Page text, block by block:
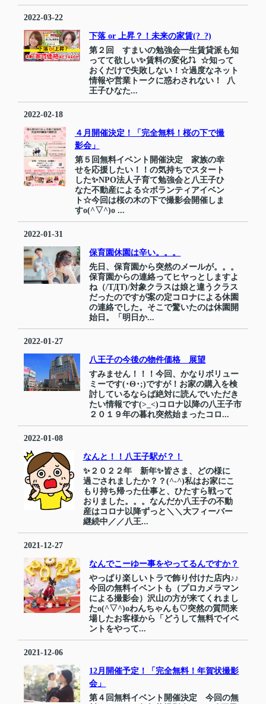
2022-03-22
下落 or 上昇？！未来の家賃(?_?)
第２回 すまいの勉強会一生賃貸派も知
ってて欲しい✨賃料の変化⤴⤵ ☆知って
おくだけで失敗しない！☆過度なネット
情報や営業トークに惑わされない！ 八
王子ひなた...
2022-02-18
４月開催決定！「完全無料！桜の下で撮
影会」
第５回無料イベント開催決定 家族の幸
せを応援したい！！の気持ちでスタート
した✨NPO法人子育て勉強会と八王子ひ
なた不動産による☆ボランティアイベン
ト☆今回は桜の木の下で撮影会開催しま
すo(^▽^)o ...
2022-01-31
保育園休園は辛い。。。
先日、保育園から突然のメールが。。。
保育園からの連絡ってヒヤっとしますよ
ね（/TДT)/対象クラスは娘と違うクラス
だったのですが案の定コロナによる休園
の連絡でした。そこで驚いたのは休園開
始日。「明日か...
2022-01-27
八王子の今後の物件価格 展望
すみません！！！今回、かなりボリュー
ミーです(･Θ･;)ですが！お家の購入を検
討しているならば絶対に読んでいただき
たい情報です(>_<)コロナ以降の八王子市
２０１９年の暮れ突然始まったコロ...
2022-01-08
なんと！！八王子駅が？！
✨２０２２年 新年✨皆さま、どの様に
過ごされましたか？？(^-^)私はお家にこ
もり持ち帰った仕事と、ひたすら戦って
おりました。。。なんだか八王子の不動
産はコロナ以降ずっと＼＼大フィーバー
継続中／／八王...
2021-12-27
なんでこーゆー事をやってるんですか？
やっぱり楽しいトラで飾り付けた店内♪♪
今回の無料イベントも（プロカメラマン
による撮影会）沢山の方が来てくれまし
たo(^▽^)oわんちゃんも♡突然の質問来
場したお客様から「どうして無料でイベ
ントをやって...
2021-12-06
12月開催予定！「完全無料！年賀状撮影
会」
第４回無料イベント開催決定 今回の無